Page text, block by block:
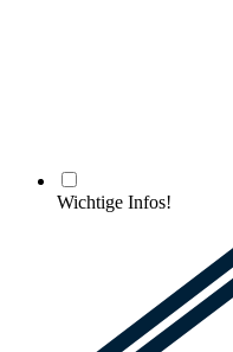
Wichtige Infos!